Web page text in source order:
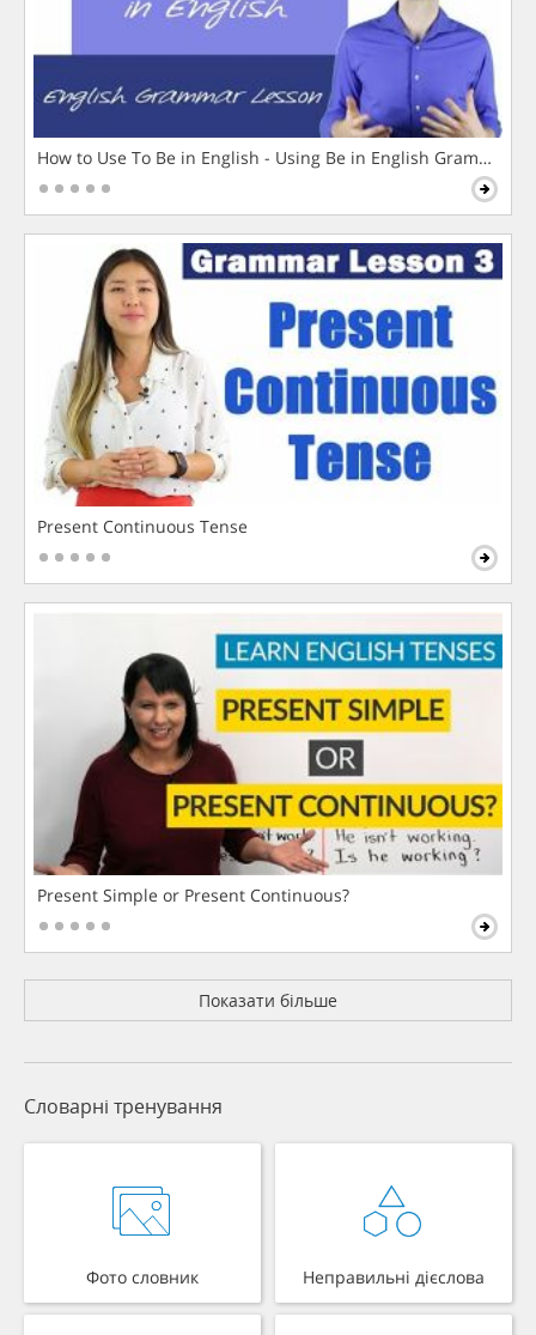
How to Use To Be in English - Using Be in English Grammar
Present Continuous Tense
Present Simple or Present Continuous?
Показати більше
Словарні тренування
Фото словник Неправильні дієслова